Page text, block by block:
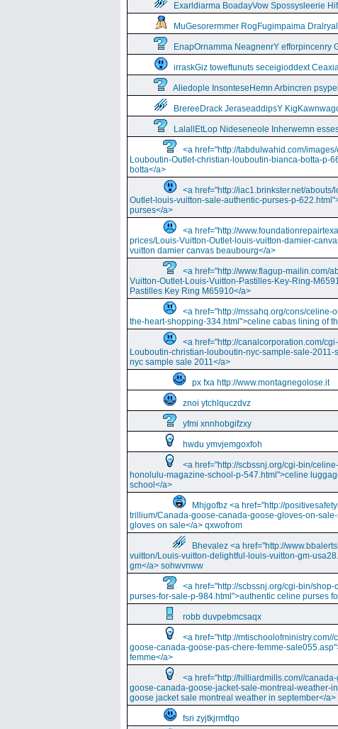
Exarldiarma BoadayVow Spossysleerie
MuGesorermmer RogFugimpaima
EnapOrnamma NeagnenrY efforpincenry
irraskGiz toweftunuts seceigioddext
Aliedople InsonteseHemn Arbincren
BrereeDrack JeraseaddipsY
LalallEtLop Nideseneole Inherwemn
<a href="http://tabdulwahid.com/
Louboutin-Outlet-christian-louboutin-bianca-botta-p-
botta</a>
<a href="http://iac1.brinkster.net/
Outlet-louis-vuitton-sale-authentic-purses-p-
purses</a>
<a href="http://
prices/Louis-Vuitton-Outlet-louis-vuitton-damier-
vuitton damier canvas beaubourg</a>
<a href="http://www.flagup-mailin.com/
Vuitton-Outlet-Louis-Vuitton-Pastilles-Key-Ring-
Pastilles Key Ring M65910</a>
<a href="http://mssahq.org/cons/
the-heart-shopping-334.html">celine cabas lining of
<a href="http://canalcorporation.com/
Louboutin-christian-louboutin-nyc-sample-sale-
nyc sample sale 2011</a>
px fxa http://www.montagnegolose.it
znoi ytchlquczdvz
yfmi xnnhobgifzxy
hwdu ymvjemgoxfoh
<a href="http://scbssnj.org/cgi-bin/
honolulu-magazine-school-p-547.html">celine
school</a>
Mhjgofbz <a href="http://
trillium/Canada-goose-canada-goose-gloves-on-
gloves on sale</a> qxwofrom
Bhevalez <a href="http://
vuitton/Louis-vuitton-delightful-louis-vuitton-gm-
gm</a> sohwvnww
<a href="http://scbssnj.org/cgi-bin/
purses-for-sale-p-984.html">authentic celine purses
robb duvpebmcsaqx
<a href="http://
goose-canada-goose-pas-chere-femme-
femme</a>
<a href="http://hilliardmills.com//
goose-canada-goose-jacket-sale-montreal-weather-
goose jacket sale montreal weather in september</a>
fsri zyjtkjrmtfqo